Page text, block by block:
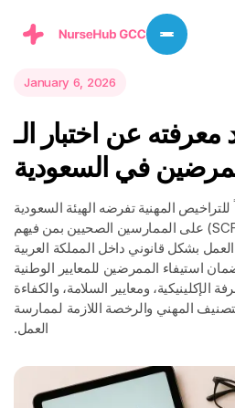
January 6, 2026
معرفته عن ختبار لـ
مرضين في لسعودية
للتراخيص المهنية تفرضه الهيئة السعودية
للتخصصات الصحية (SCFHS) على الممارسين الصحيين بمن فيهم
بشكل قانوني داخل المملكة العربية
استيفاء الممرضين للمعايير الوطنية
الإكلينيكية، ومعايير السلامة، والكفاءة
المهني والرخصة اللازمة لممارسة
العمل.